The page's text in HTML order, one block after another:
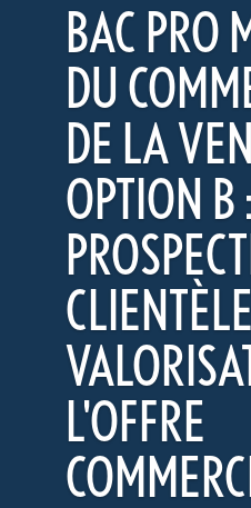
BAC PRO
DU
DE LA
OPTION B :
L'OFFRE